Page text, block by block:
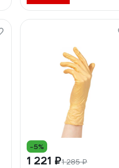
-5%
1 221 ₽1 285 ₽